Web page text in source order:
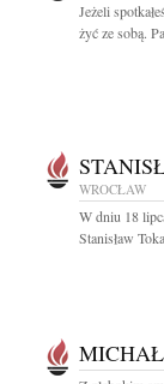
Jeżeli
żyć ze sobą.
WROCŁAW
W dniu 18
Stanisław